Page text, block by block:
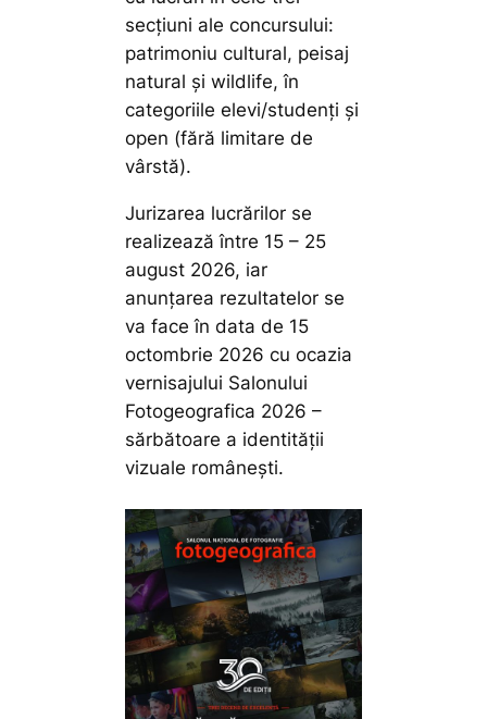
secţiuni ale concursului:
patrimoniu cultural, peisaj
natural și wildlife, în
categoriile elevi/studenți și
open (fără limitare de
vârstă).
Jurizarea lucrărilor se
realizează între 15 – 25
august 2026, iar
anunţarea rezultatelor se
va face în data de 15
octombrie 2026 cu ocazia
vernisajului Salonului
Fotogeografica 2026 –
sărbătoare a identității
vizuale românești.